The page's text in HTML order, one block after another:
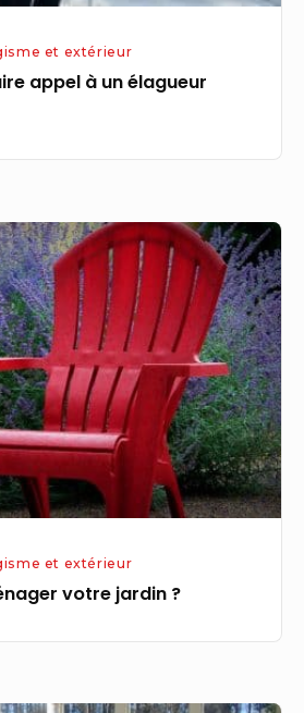
et extérieur
appel à un élagueur
et extérieur
votre jardin ?